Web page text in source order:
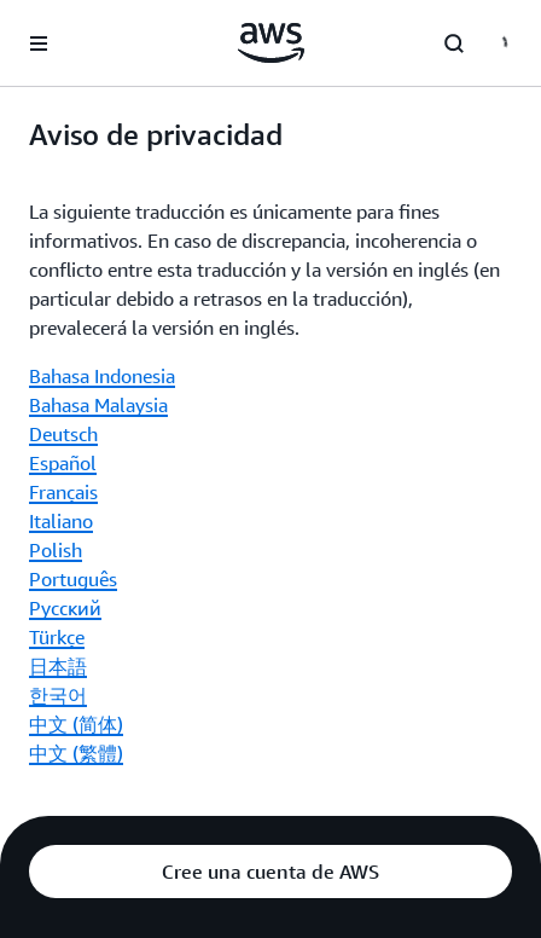
Aviso de privacidad
La siguiente traducción es únicamente para fines
informativos. En caso de discrepancia, incoherencia o
conflicto entre esta traducción y la versión en inglés (en
particular debido a retrasos en la traducción),
prevalecerá la versión en inglés.
Bahasa Indonesia
Bahasa Malaysia
Deutsch
Español
Français
Italiano
Polish
Português
Ρусский
Türkçe
日本語
한국어
中文 (简体)
中文 (繁體)
Cree una cuenta de AWS